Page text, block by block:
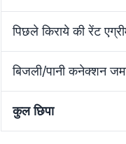
पिछले किराये की रेंट
बिजली/पानी कनेक्शन
कुल छिपा